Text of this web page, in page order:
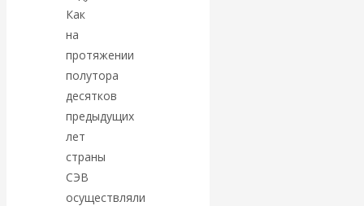
Валентин
Катасонов.
«Мировые
ростовщики»:
вчера и сегодня
Как
на
протяжении
полутора
десятков
предыдущих
лет
страны
СЭВ
осуществляли